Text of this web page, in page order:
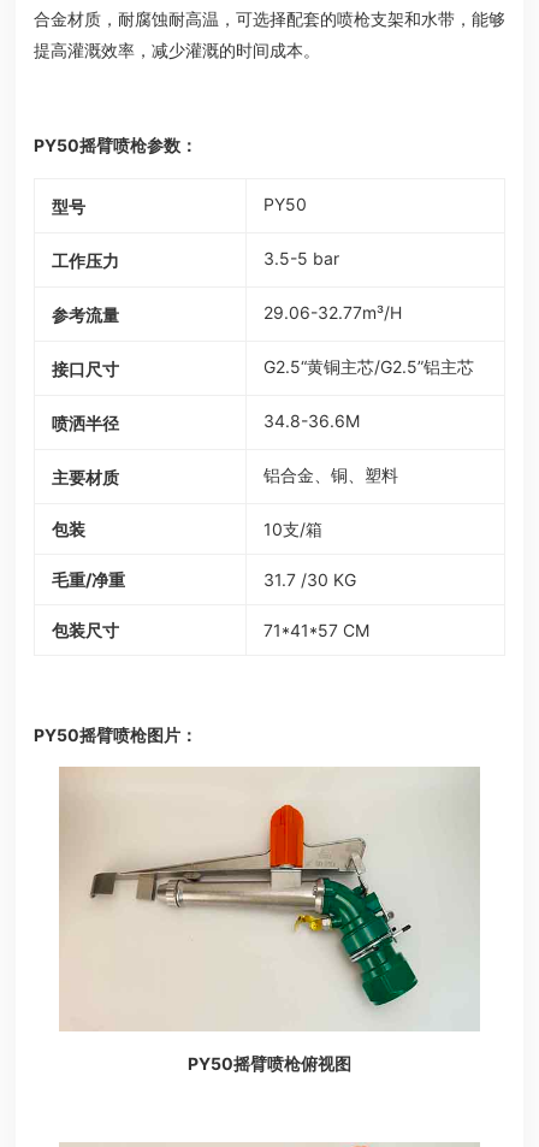
合金材质，耐腐蚀耐高温，可选择配套的喷枪支架和水带，能够
提高灌溉效率，减少灌溉的时间成本。
PY50摇臂喷枪参数：
型号 PY50
工作压力 3.5-5 bar
参考流量 29.06-32.77m³/H
接口尺寸 G2.5“黄铜主芯/G2.5”铝主芯
喷洒半径 34.8-36.6M
主要材质 铝合金、铜、塑料
包装 10支/箱
毛重/净重 31.7 /30 KG
包装尺寸 71*41*57 CM
PY50摇臂喷枪图片：
PY50摇臂喷枪俯视图